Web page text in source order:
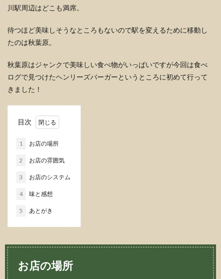
川駅周辺はどこも満席。
待つほど美味しそうなところもないので駅を変えるために移動し
たのは秋葉原。
秋葉原はジャンクで美味しい食べ物がいっぱいですが今回は食べ
ログで見つけたヘンリーズバーガーというところに初めて行って
きました！
目次
1 お店の場所
2 お店の雰囲気
3 お店のシステム
4 味と感想
5 あとがき
お店の場所